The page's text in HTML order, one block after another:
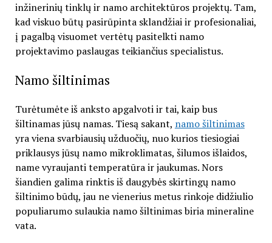
inžinerinių tinklų ir namo architektūros projektų. Tam,
kad viskuo būtų pasirūpinta sklandžiai ir profesionaliai,
į pagalbą visuomet vertėtų pasitelkti namo
projektavimo paslaugas teikiančius specialistus.
Namo šiltinimas
Turėtumėte iš anksto apgalvoti ir tai, kaip bus
šiltinamas jūsų namas. Tiesą sakant, namo šiltinimas
yra viena svarbiausių užduočių, nuo kurios tiesiogiai
priklausys jūsų namo mikroklimatas, šilumos išlaidos,
name vyraujanti temperatūra ir jaukumas. Nors
šiandien galima rinktis iš daugybės skirtingų namo
šiltinimo būdų, jau ne vienerius metus rinkoje didžiulio
populiarumo sulaukia namo šiltinimas biria mineraline
vata.